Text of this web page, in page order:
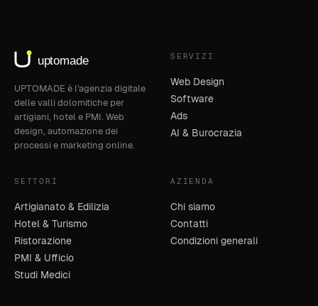
UPTOMADE è l'agenzia digitale
delle valli dolomitiche per
artigiani, hotel e PMI. Web
design, automazione dei
processi e marketing online.
SERVIZI
Web Design
Software
Ads
AI & Burocrazia
SETTORI
Artigianato & Edilizia
Hotel & Turismo
Ristorazione
PMI & Ufficio
Studi Medici
AZIENDA
Chi siamo
Contatti
Condizioni generali